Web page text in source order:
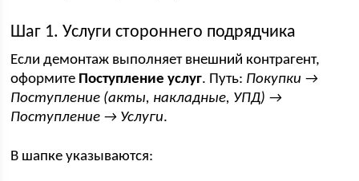
Шаг 1. Услуги стороннего подрядчика
Если демонтаж выполняет внешний контрагент,
оформите Поступление услуг. Путь: Покупки →
Поступление (акты, накладные, УПД) →
Поступление → Услуги.
В шапке указываются: